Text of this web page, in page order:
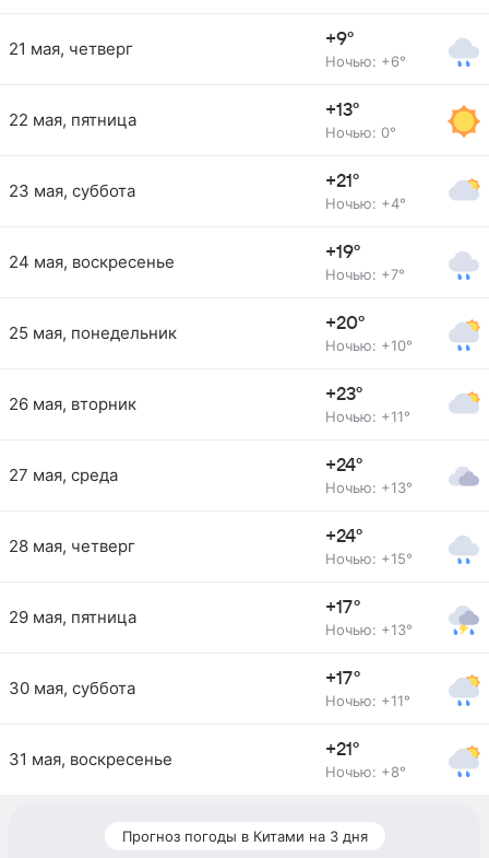
21 мая, четверг +9°
Ночью: +6°
22 мая, пятница +13°
Ночью: 0°
23 мая, суббота +21°
Ночью: +4°
24 мая, воскресенье +19°
Ночью: +7°
25 мая, понедельник +20°
Ночью: +10°
26 мая, вторник +23°
Ночью: +11°
27 мая, среда +24°
Ночью: +13°
28 мая, четверг +24°
Ночью: +15°
29 мая, пятница +17°
Ночью: +13°
30 мая, суббота +17°
Ночью: +11°
31 мая, воскресенье +21°
Ночью: +8°
Прогноз погоды в Китами на 3 дня